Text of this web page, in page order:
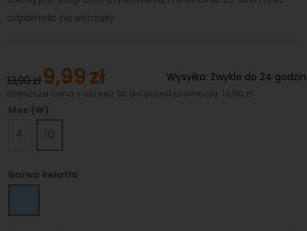
odporność na wstrząsy
13,90 zł Special
Price
9,99 zł Wysyłka: Zwykle do 24 godzin
Najniższa cena z okresu 30 dni przed promocją: 13,90 zł
Moc (W)
4 10
Barwa światła